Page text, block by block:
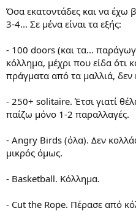
Όσα εκατοντάδες και να έχω
3-4... Σε μένα είναι τα εξής:
- 100 doors (και τα...
κόλλημα, μέχρι που είδα ότι
πράγματα από τα μαλλιά,
- 250+ solitaire. Έτσι γιατί
παίζω μόνο 1-2 παραλλαγές.
- Angry Birds (όλα). Δεν
μικρός όμως.
- Basketball. Κόλλημα.
- Cut the Rope. Πέρασε από